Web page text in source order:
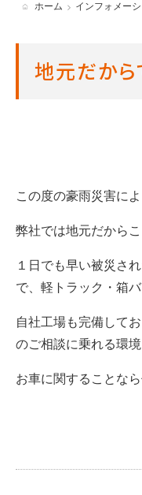
ホーム インフォメー
地元だから
この度の豪雨災害に
弊社では地元だから
１日でも早い被災さ
で、軽トラック・箱
自社工場も完備して
のご相談に乗れる環
お車に関することな